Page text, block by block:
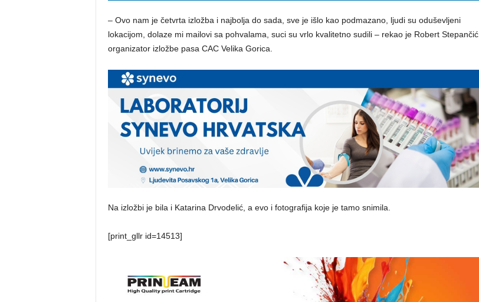
– Ovo nam je četvrta izložba i najbolja do sada, sve je išlo kao podmazano, ljudi su oduševljeni
lokacijom, dolaze mi mailovi sa pohvalama, suci su vrlo kvalitetno sudili – rekao je Robert Stepančić,
organizator izložbe pasa CAC Velika Gorica.
Na izložbi je bila i Katarina Drvodelić, a evo i fotografija koje je tamo snimila.
[print_gllr id=14513]